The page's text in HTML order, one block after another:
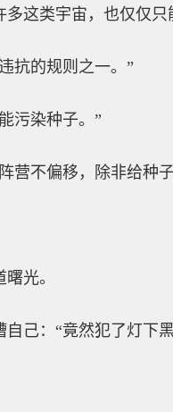
这类宇宙，也仅仅只
抗的规则之一。”
污染种子。”
营不偏移，除非给
光。
己：“竟然犯了灯下